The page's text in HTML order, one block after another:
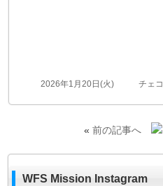
2026年1月20日(火) チェコ
« 前の記事へ
WFS Mission Instagram